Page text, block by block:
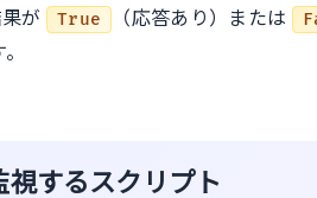
が True （応答あり）または
するスクリプト